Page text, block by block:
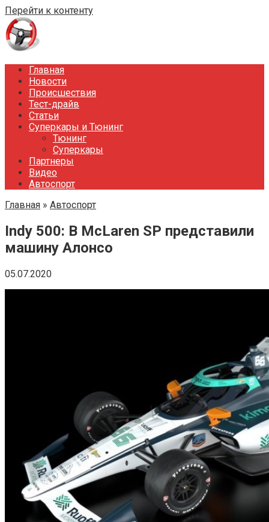
Перейти к контенту
Главная
Новости
Происшествия
Тест-драйв
Статьи
Суперкары и Тюнинг
Тюнинг
Суперкары
Партнеры
Видео
Автоспорт
Главная » Автоспорт
Indy 500: В McLaren SP представили
машину Алонсо
05.07.2020